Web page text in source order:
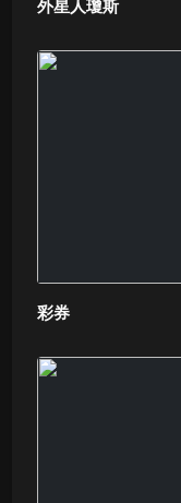
外星人瓊斯
彩券